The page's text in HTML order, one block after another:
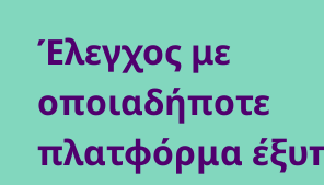
Έλεγχος με
οποιαδήποτε
πλατφόρμα